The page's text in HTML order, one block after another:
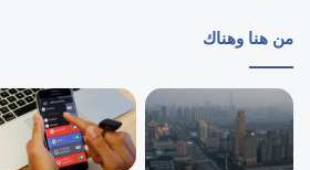
من هنا وهناك